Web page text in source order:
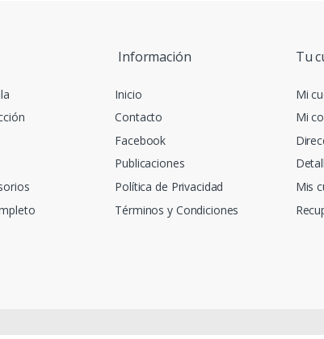
Información
Inicio
Contacto
Facebook
Publicaciones
Política de Privacidad
Términos y Condiciones
Tu
Mi
Mi
Mis